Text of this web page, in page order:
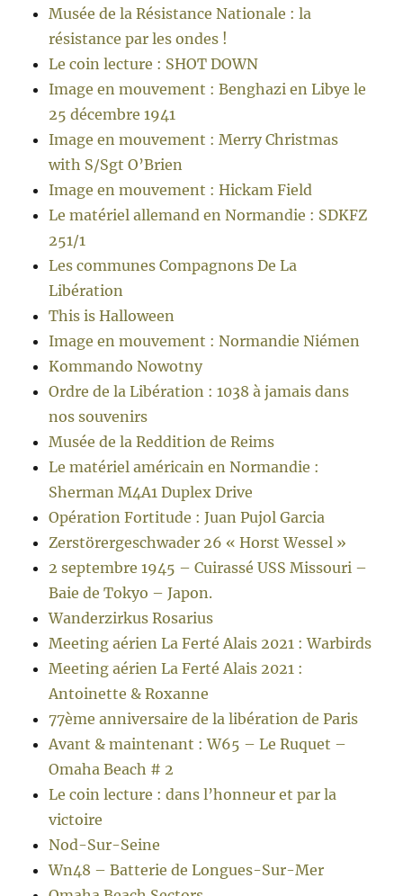
Musée de la Résistance Nationale : la
résistance par les ondes !
Le coin lecture : SHOT DOWN
Image en mouvement : Benghazi en Libye le
25 décembre 1941
Image en mouvement : Merry Christmas
with S/Sgt O’Brien
Image en mouvement : Hickam Field
Le matériel allemand en Normandie : SDKFZ
251/1
Les communes Compagnons De La
Libération
This is Halloween
Image en mouvement : Normandie Niémen
Kommando Nowotny
Ordre de la Libération : 1038 à jamais dans
nos souvenirs
Musée de la Reddition de Reims
Le matériel américain en Normandie :
Sherman M4A1 Duplex Drive
Opération Fortitude : Juan Pujol Garcia
Zerstörergeschwader 26 « Horst Wessel »
2 septembre 1945 – Cuirassé USS Missouri –
Baie de Tokyo – Japon.
Wanderzirkus Rosarius
Meeting aérien La Ferté Alais 2021 : Warbirds
Meeting aérien La Ferté Alais 2021 :
Antoinette & Roxanne
77ème anniversaire de la libération de Paris
Avant & maintenant : W65 – Le Ruquet –
Omaha Beach # 2
Le coin lecture : dans l’honneur et par la
victoire
Nod-Sur-Seine
Wn48 – Batterie de Longues-Sur-Mer